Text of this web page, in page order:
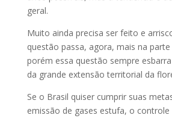
geral.
Muito ainda precisa ser feito e
questão passa, agora, mais na
porém essa questão sempre
da grande extensão territorial da
Se o Brasil quiser cumprir suas
emissão de gases estufa, o controle